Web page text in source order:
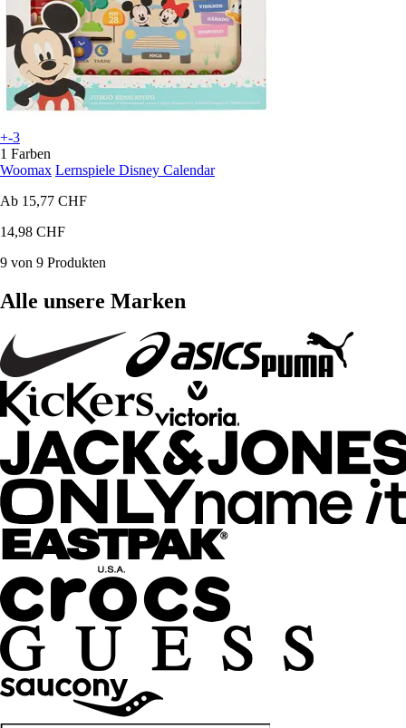
+-3
1 Farben
Woomax Lernspiele Disney Calendar
Ab 15,77 CHF
14,98 CHF
9 von 9 Produkten
Alle unsere Marken